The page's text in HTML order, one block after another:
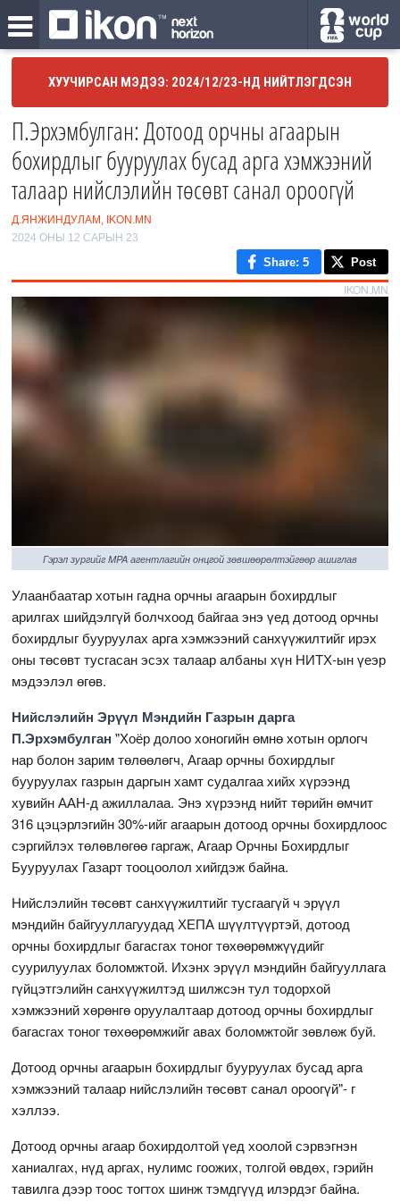
ХУУЧИРСАН МЭДЭЭ: 2024/12/23-НД НИЙТЛЭГДСЭН
П.Эрхэмбулган: Дотоод орчны агаарын
бохирдлыг бууруулах бусад арга хэмжээний
талаар нийслэлийн төсөвт санал ороогүй
Д.ЯНЖИНДУЛАМ, IKON.MN
2024 ОНЫ 12 САРЫН 23
Share: 5 Post
IKON.MN
Гэрэл зургийг MPA агентлагийн онцгой зөвшөөрөлтэйгөөр ашиглав
Улаанбаатар хотын гадна орчны агаарын бохирдлыг
арилгах шийдэлгүй болчхоод байгаа энэ үед дотоод орчны
бохирдлыг бууруулах арга хэмжээний санхүүжилтийг ирэх
оны төсөвт тусгасан эсэх талаар албаны хүн НИТХ-ын үеэр
мэдээлэл өгөв.
Нийслэлийн Эрүүл Мэндийн Газрын дарга
П.Эрхэмбулган "Хоёр долоо хоногийн өмнө хотын орлогч
нар болон зарим төлөөлөгч, Агаар орчны бохирдлыг
бууруулах газрын даргын хамт судалгаа хийх хүрээнд
хувийн ААН-д ажиллалаа. Энэ хүрээнд нийт төрийн өмчит
316 цэцэрлэгийн 30%-ийг агаарын дотоод орчны бохирдлоос
сэргийлэх төлөвлөгөө гаргаж, Агаар Орчны Бохирдлыг
Бууруулах Газарт тооцоолол хийгдэж байна.
Нийслэлийн төсөвт санхүүжилтийг тусгаагүй ч эрүүл
мэндийн байгууллагуудад ХЕПА шүүлтүүртэй, дотоод
орчны бохирдлыг багасгах тоног төхөөрөмжүүдийг
суурилуулах боломжтой. Ихэнх эрүүл мэндийн байгууллага
гүйцэтгэлийн санхүүжилтэд шилжсэн тул тодорхой
хэмжээний хөрөнгө оруулалтаар дотоод орчны бохирдлыг
багасгах тоног төхөөрөмжийг авах боломжтойг зөвлөж буй.
Дотоод орчны агаарын бохирдлыг бууруулах бусад арга
хэмжээний талаар нийслэлийн төсөвт санал ороогүй"- г
хэллээ.
Дотоод орчны агаар бохирдолтой үед хоолой сэрвэгнэн
ханиалгах, нүд аргах, нулимс гоожих, толгой өвдөх, гэрийн
тавилга дээр тоос тогтох шинж тэмдгүүд илэрдэг байна.